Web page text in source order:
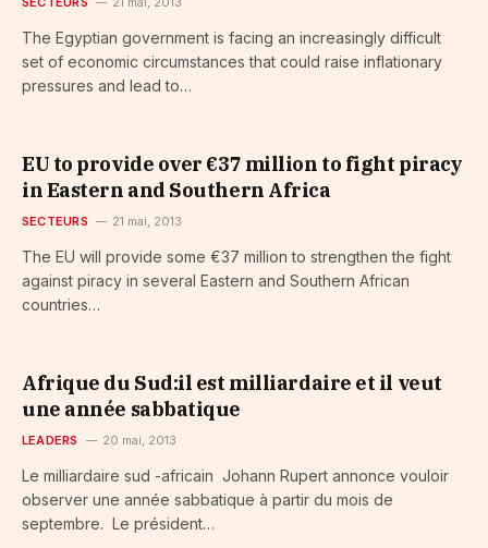
The Egyptian government is facing an increasingly difficult
set of economic circumstances that could raise inflationary
pressures and lead to…
EU to provide over €37 million to fight piracy
in Eastern and Southern Africa
SECTEURS 21 mai, 2013
The EU will provide some €37 million to strengthen the fight
against piracy in several Eastern and Southern African
countries…
Afrique du Sud:il est milliardaire et il veut
une année sabbatique
LEADERS 20 mai, 2013
Le milliardaire sud -africain Johann Rupert annonce vouloir
observer une année sabbatique à partir du mois de
septembre. Le président…